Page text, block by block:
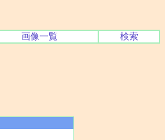
画像一覧 検索